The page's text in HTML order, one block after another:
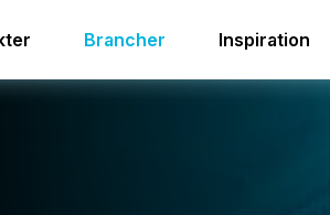
Brancher Inspiration